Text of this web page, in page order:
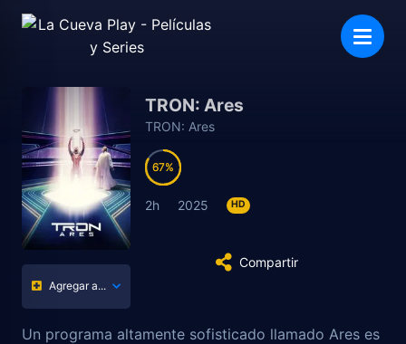
Agregar a...
TRON: Ares
TRON: Ares
67
67
2h 2025 HD
Compartir
Un programa altamente sofisticado llamado Ares es